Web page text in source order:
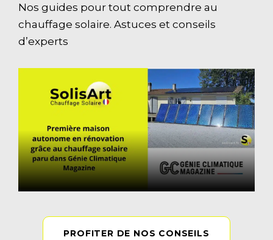
Nos guides pour tout comprendre au
chauffage solaire. Astuces et conseils
d’experts
PROFITER DE NOS CONSEILS